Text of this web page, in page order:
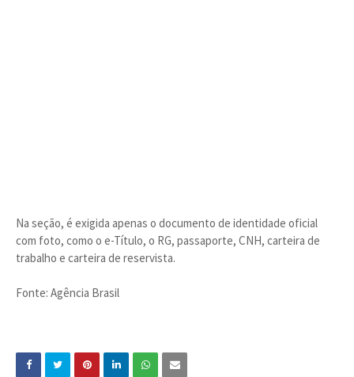
Na seção, é exigida apenas o documento de identidade oficial
com foto, como o e-Título, o RG, passaporte, CNH, carteira de
trabalho e carteira de reservista.
Fonte: Agência Brasil